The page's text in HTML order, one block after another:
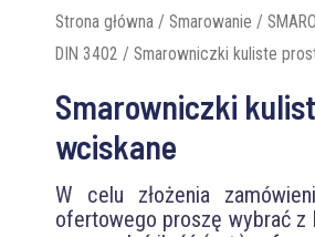
Strona główna / Smarowanie /
DIN 3402 / Smarowniczki kuliste
Smarowniczki
wciskane
W celu złożenia
ofertowego proszę wybrać z